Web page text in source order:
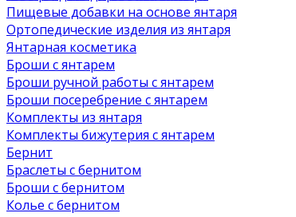
Пищевые добавки на основе янтаря
Ортопедические изделия из янтаря
Янтарная косметика
Броши с янтарем
Броши ручной работы с янтарем
Броши посеребрение с янтарем
Комплекты из янтаря
Комплекты бижутерия с янтарем
Бернит
Браслеты с бернитом
Броши с бернитом
Колье с бернитом